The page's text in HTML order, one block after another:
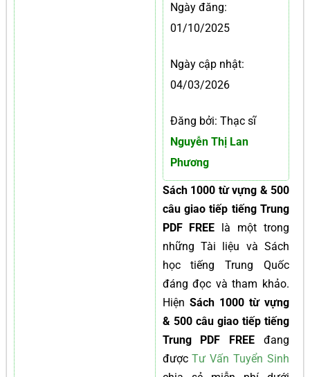
Ngày đăng:
01/10/2025
Ngày cập nhật:
04/03/2026
Đăng bởi: Thạc sĩ
Nguyễn Thị Lan
Phương
Sách 1000 từ vựng & 500
câu giao tiếp tiếng Trung
PDF FREE là một trong
những Tài liệu và Sách
học tiếng Trung Quốc
đáng đọc và tham khảo.
Hiện Sách 1000 từ vựng
& 500 câu giao tiếp tiếng
Trung PDF FREE đang
đượcTư Vấn Tuyển Sinh